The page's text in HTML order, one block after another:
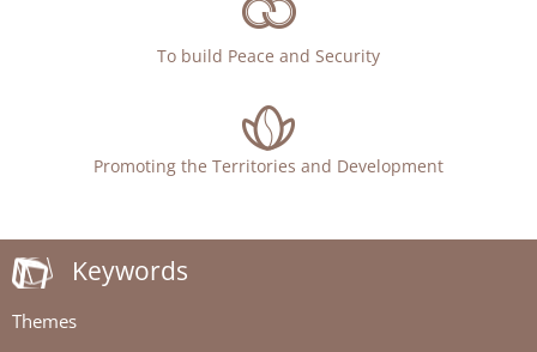
To build Peace and Security
Promoting the Territories and Development
Keywords
Themes